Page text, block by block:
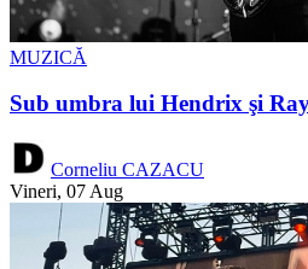
MUZICĂ
Sub umbra lui Hendrix şi
Corneliu CAZACU
Vineri, 07 Aug